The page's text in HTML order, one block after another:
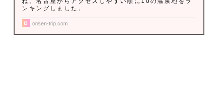
ンキングしました。
onsen-trip.com